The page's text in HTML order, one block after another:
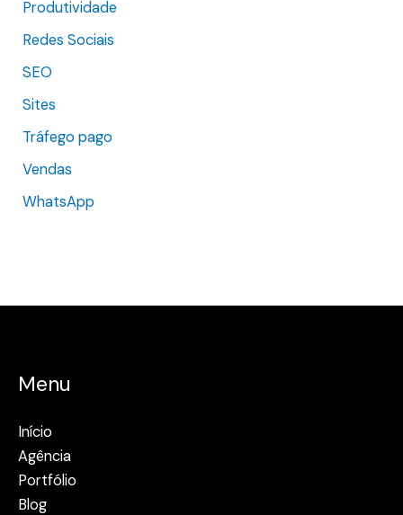
Produtividade
Redes Sociais
SEO
Sites
Tráfego pago
Vendas
WhatsApp
Menu
Início
Agência
Portfólio
Blog